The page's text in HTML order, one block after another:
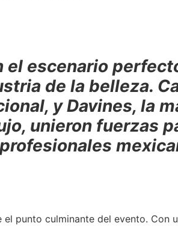
el escenario
de la belleza.
y Davines, la
unieron fuerzas
punto culminante del evento. Con